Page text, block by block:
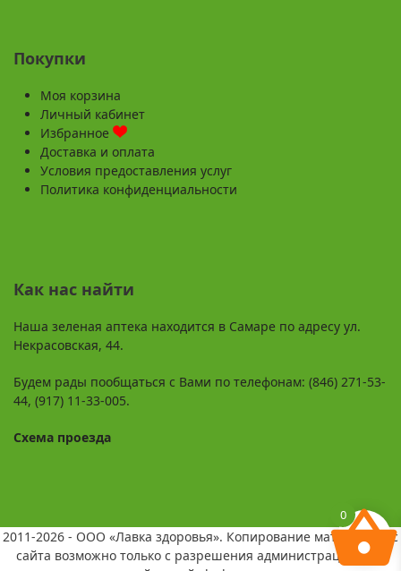
Покупки
Моя корзина
Личный кабинет
Избранное
Доставка и оплата
Условия предоставления услуг
Политика конфиденциальности
Как нас найти
Наша зеленая аптека находится в Самаре по адресу ул.
Некрасовская, 44.
Будем рады пообщаться с Вами по телефонам: (846) 271-53-
44, (917) 11-33-005.
Схема проезда
2011-2026 - ООО «Лавка здоровья». Копирование материалов с
сайта возможно только с разрешения администрации и со
0